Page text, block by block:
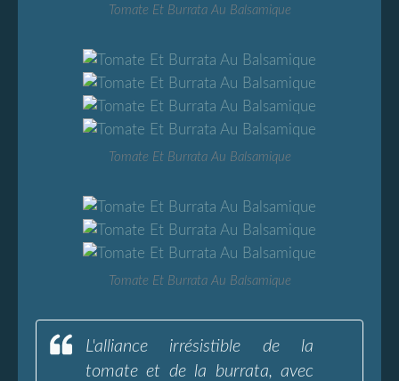
Tomate Et Burrata Au Balsamique
Tomate Et Burrata Au Balsamique
Tomate Et Burrata Au Balsamique
L'alliance irrésistible de la
tomate et de la burrata, avec